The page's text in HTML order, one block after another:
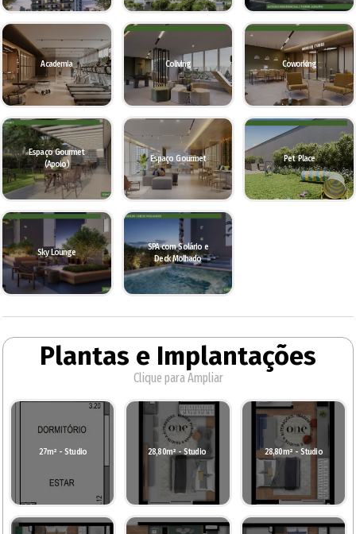
Academia Coliving Coworking
Espaço Gourmet
(Apoio)
Espaço Gourmet Pet Place
Sky Lounge
SPA com Solário e
Deck Molhado
Plantas e Implantações
Clique para Ampliar
27m² - Studio 28,80m² - Studio 28,80m² - Studio